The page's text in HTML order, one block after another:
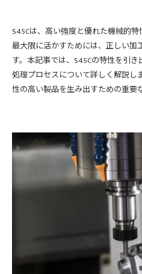
S45Cは、高い強度と優れた機械的
最大限に活かすためには、正しい加
す。本記事では、S45Cの特性を引
処理プロセスについて詳しく解説し
性の高い製品を生み出すための重要